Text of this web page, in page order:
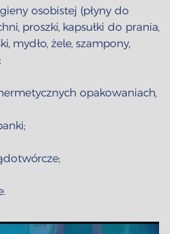
osobistej (płyny do
proszki, kapsułki do prania,
mydło, żele, szampony,
opakowaniach,